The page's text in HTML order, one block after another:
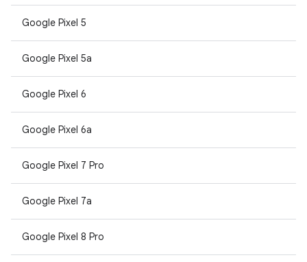
Google Pixel 5
Google Pixel 5a
Google Pixel 6
Google Pixel 6a
Google Pixel 7 Pro
Google Pixel 7a
Google Pixel 8 Pro